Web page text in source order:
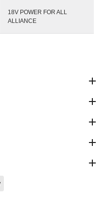
18V POWER FOR ALL
ALLIANCE